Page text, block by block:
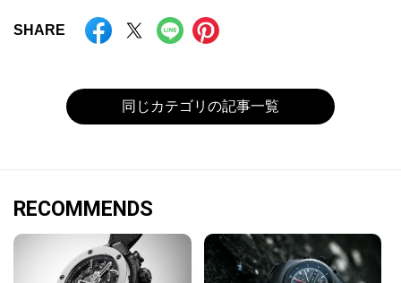
SHARE
同じカテゴリの記事一覧
RECOMMENDS